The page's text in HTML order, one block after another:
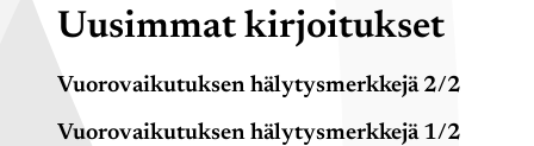
Uusimmat kirjoitukset
Vuorovaikutuksen hälytysmerkkejä 2/2
Vuorovaikutuksen hälytysmerkkejä 1/2